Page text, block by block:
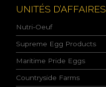
l
t
i
q
u
e
d
e
UNITÉS D’AFFAIRES
Nutri-Oeuf
Supreme Egg Products
Maritime Pride Eggs
Countryside Farms